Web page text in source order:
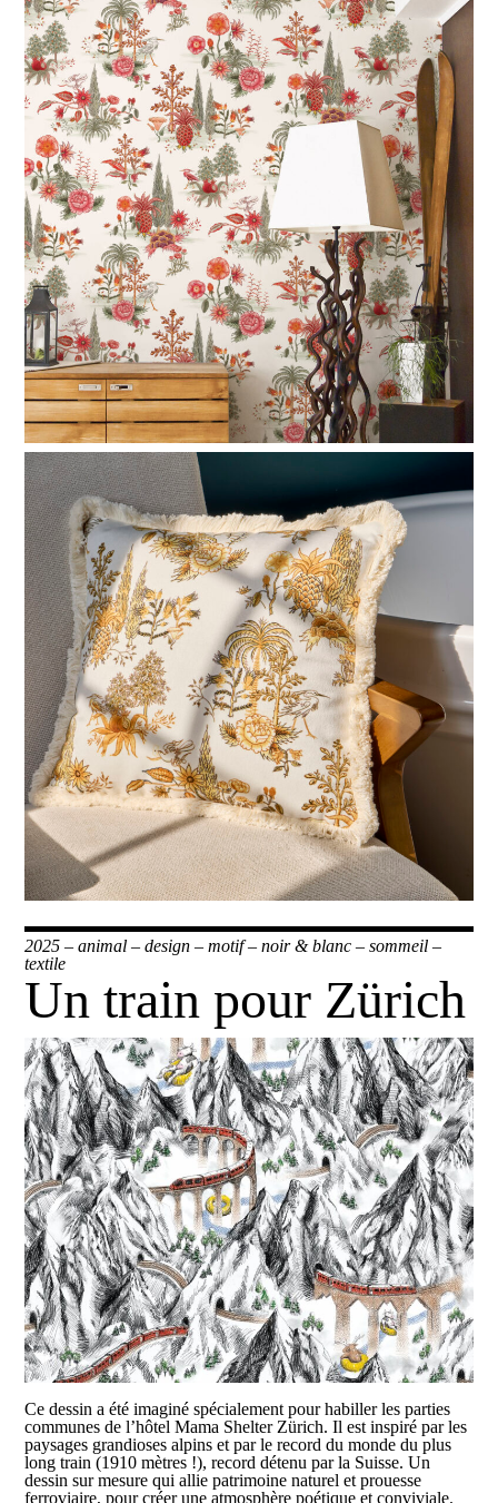
2025 –animal –design –motif–noir & blanc –sommeil –
textile
Un train pour Zürich
Ce dessin a été imaginé spécialement pour habiller les parties
communes de l’hôtel Mama Shelter Zürich. Il est inspiré par les
paysages grandioses alpins et par le record du monde du plus
long train (1910 mètres !), record détenu par la Suisse. Un
dessin sur mesure qui allie patrimoine naturel et prouesse
ferroviaire, pour créer une atmosphère poétique et conviviale.